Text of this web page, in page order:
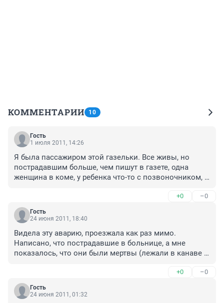
КОММЕНТАРИИ 10
Гость
1 июля 2011, 14:26
Я была пассажиром этой газельки. Все живы, но
пострадавшим больше, чем пишут в газете, одна
женщина в коме, у ребенка что-то с позвоночником,
селезенку. Все произошло очень быстро. Но самое
ужасное, что это произошло недалеко от поста
ГИБДД и никто из сотрудников не оказывал помощи,
элементарно первую помощь нам, а просто ходили
туда-сюда и что-то выясняли у водителей. Хочу
поблагодарить людей, которые остановились и
И врачи скорой помощи молодцы, и когда нас в
приемник БСМП отвезли, там тоже врачи работали
очень слажено, профессионально, и ,главное, были
+0 –0
Гость
24 июня 2011, 18:40
Видела эту аварию, проезжала как раз мимо.
Написано, что пострадавшие в больнице, а мне
показалось, что они были мертвы (лежали в канаве
+0 –0
Гость
24 июня 2011, 01:32